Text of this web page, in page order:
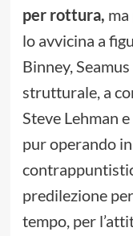
per rottura,
lo avvicina a
Binney,
strutturale, a
Steve Lehman
pur operando
predilezione
tempo, per